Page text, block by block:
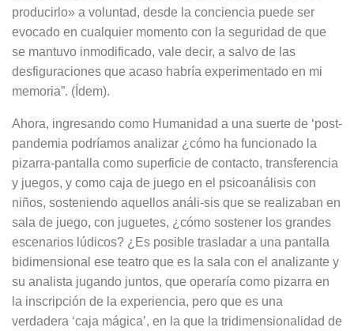
producirlo» a voluntad, desde la con­ciencia puede ser
evocado en cual­quier momento con la seguridad de que
se mantuvo inmodificado, vale decir, a salvo de las
desfiguraciones que acaso habría experimentado en mi
memoria”. (Ídem).
Ahora, ingresando como Humanidad a una suerte de ‘post-
pandemia po­dríamos analizar ¿cómo ha funcionado la
pizarra-pantalla como superficie de contacto, transferencia
y juegos, y como caja de juego en el psicoanálisis con
niños, sosteniendo aquellos análi-sis que se realizaban en
sala de jue­go, con juguetes, ¿cómo sostener los grandes
escenarios lúdicos? ¿Es po­sible trasladar a una pantalla
bidimen­sional ese teatro que es la sala con el analizante y
su analista jugando jun­tos, que operaría como pizarra en
la inscripción de la experiencia, pero que es una
verdadera ‘caja mágica’, en la que la tridimensionalidad de